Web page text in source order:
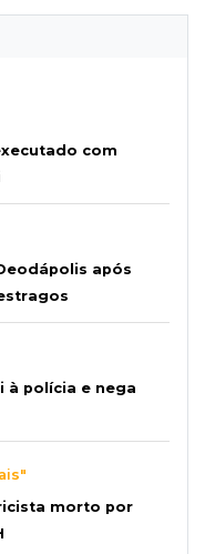
com
após
à polícia e nega
morto por